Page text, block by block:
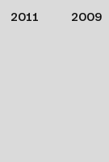
2011 2009